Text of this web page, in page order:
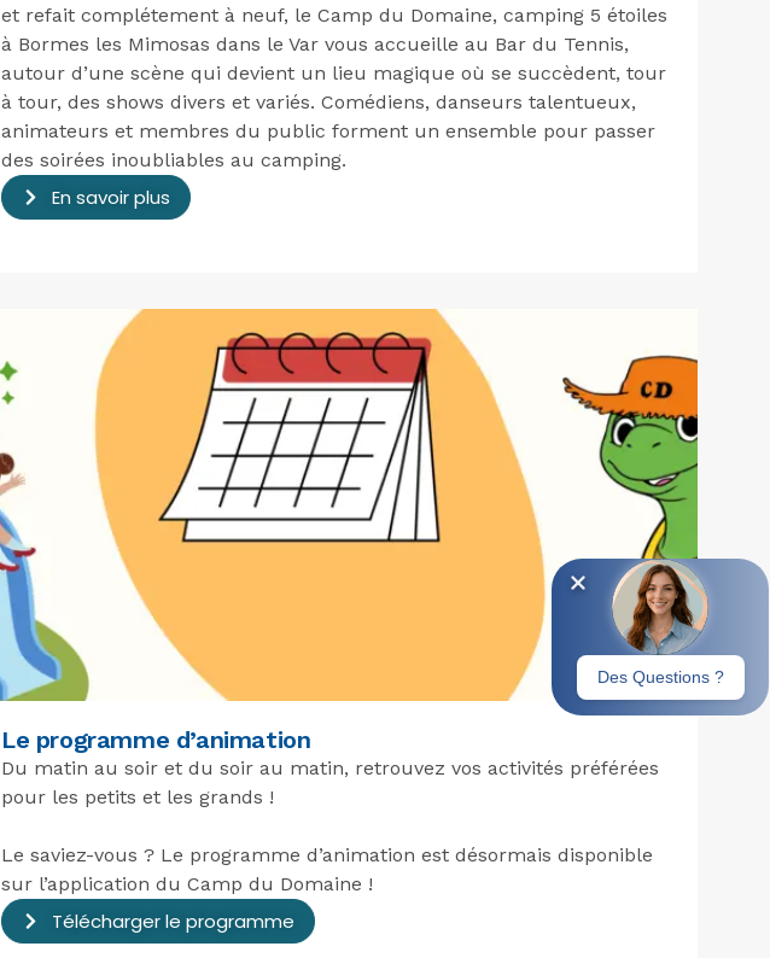
et refait complétement à neuf, le Camp du Domaine, camping 5 étoiles
à Bormes les Mimosas dans le Var vous accueille au Bar du Tennis,
autour d’une scène qui devient un lieu magique où se succèdent, tour
à tour, des shows divers et variés. Comédiens, danseurs talentueux,
animateurs et membres du public forment un ensemble pour passer
des soirées inoubliables au camping.
En savoir plus
Le programme d’animation
Du matin au soir et du soir au matin, retrouvez vos activités préférées
pour les petits et les grands !
Le saviez-vous ? Le programme d’animation est désormais disponible
sur l’application du Camp du Domaine !
Télécharger le programme